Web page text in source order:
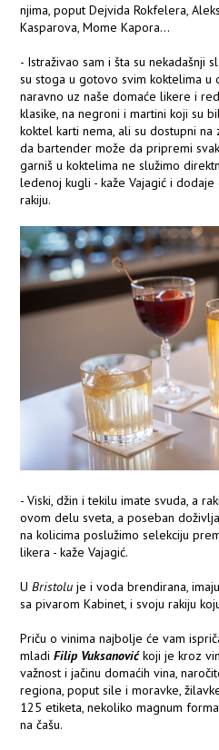
njima, poput Dejvida Rokfelera,
Kasparova, Mome Kapora…
- Istraživao sam i šta su nekadašnji
su stoga u gotovo svim koktelima u
naravno uz naše domaće likere i
klasike, na negroni i martini koji su
koktel karti nema, ali su dostupni
da bartender može da pripremi
garniš u koktelima ne služimo
ledenoj kugli - kaže Vajagić i
rakiju.
- Viski, džin i tekilu imate svuda, a
ovom delu sveta, a poseban
na kolicima poslužimo selekciju
likera - kaže Vajagić.
UBristolu je i voda brendirana,
sa pivarom Kabinet, i svoju rakiju
Priču o vinima najbolje će vam
mladiFilip Vuksanovićkoji je kroz
važnost i jačinu domaćih vina,
regiona, poput sile i moravke,
125 etiketa, nekoliko magnum
na čašu.